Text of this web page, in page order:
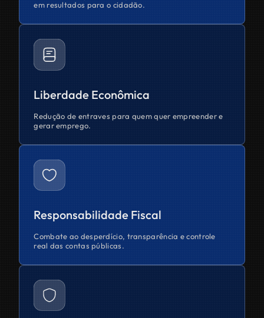
em resultados para o cidadão.
Liberdade Econômica
Redução de entraves para quem quer empreender e
gerar emprego.
Responsabilidade Fiscal
Combate ao desperdício, transparência e controle
real das contas públicas.